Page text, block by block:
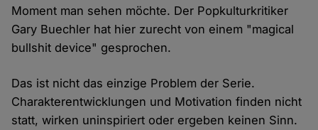
Moment man sehen möchte. Der Popkulturkritiker
Gary Buechler hat hier zurecht von einem "magical
bullshit device" gesprochen.
Das ist nicht das einzige Problem der Serie.
Charakterentwicklungen und Motivation finden nicht
statt, wirken uninspiriert oder ergeben keinen Sinn.